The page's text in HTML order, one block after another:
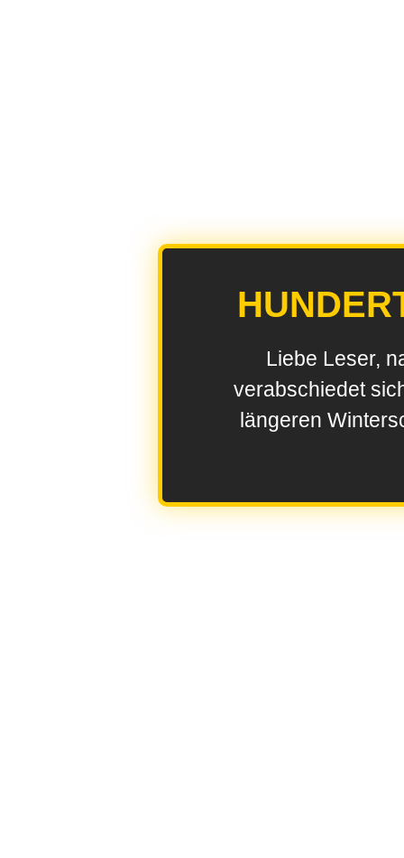
Liebe Leser,
verabschiedet
längeren